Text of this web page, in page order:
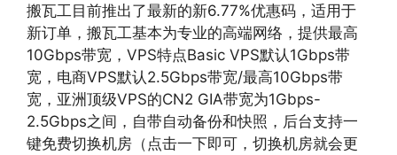
搬瓦工目前推出了最新的新6.77%优惠码，适用于
新订单，搬瓦工基本为专业的高端网络，提供最高
10Gbps带宽，VPS特点Basic VPS默认1Gbps带
宽，电商VPS默认2.5Gbps带宽/最高10Gbps带
宽，亚洲顶级VPS的CN2 GIA带宽为1Gbps-
2.5Gbps之间，自带自动备份和快照，后台支持一
键免费切换机房（点击一下即可，切换机房就会更